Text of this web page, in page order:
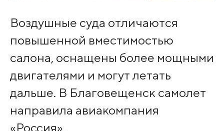
Воздушные суда отличаются
повышенной вместимостью
салона, оснащены более мощными
двигателями и могут летать
дальше. В Благовещенск самолет
направила авиакомпания
«Россия».